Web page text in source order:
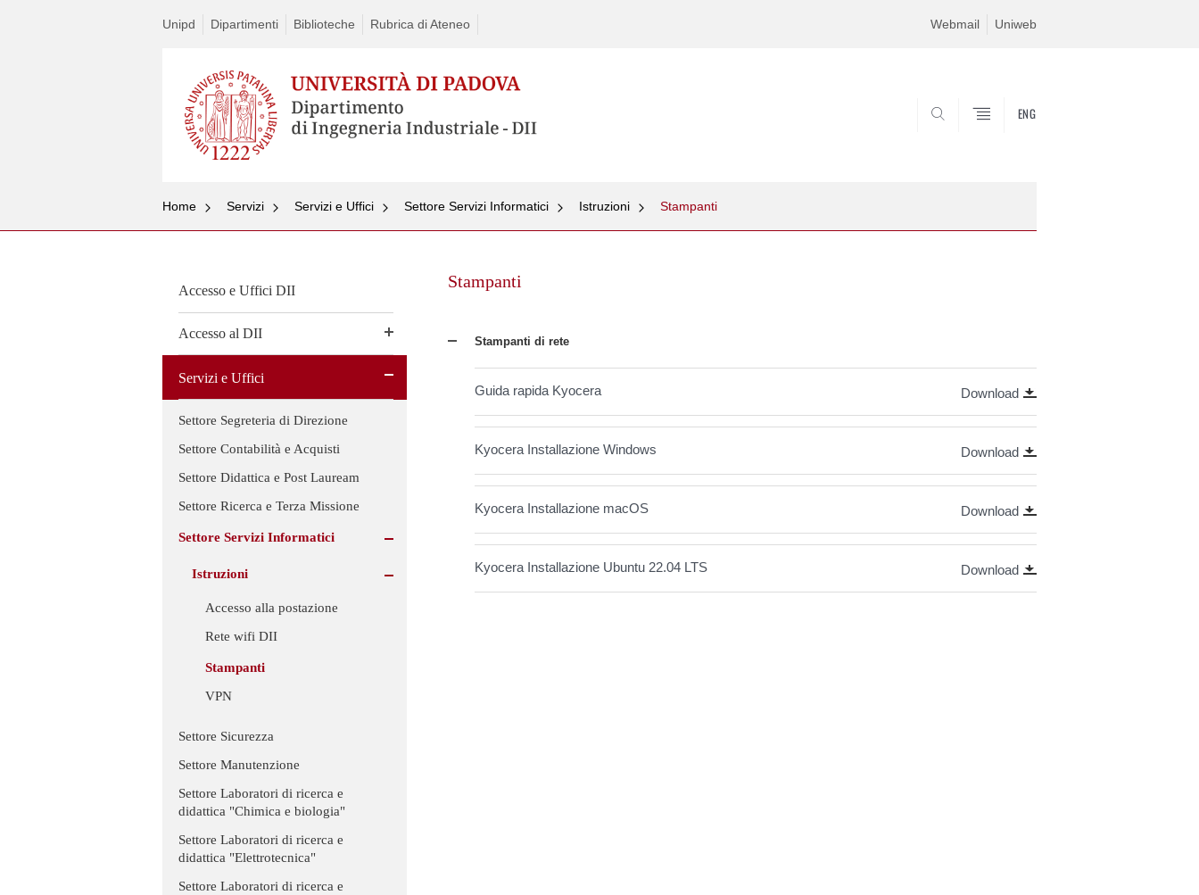
Unipd Dipartimenti Biblioteche Rubrica di Ateneo Webmail Uniweb
ENG
Home Servizi Servizi e Uffici Settore Servizi Informatici Istruzioni Stampanti
Accesso e Uffici DII
Accesso al DII
Servizi e Uffici
Settore Segreteria di Direzione
Settore Contabilità e Acquisti
Settore Didattica e Post Lauream
Settore Ricerca e Terza Missione
Settore Servizi Informatici
Istruzioni
Accesso alla postazione
Rete wifi DII
Stampanti
VPN
Settore Sicurezza
Settore Manutenzione
Settore Laboratori di ricerca e
didattica "Chimica e biologia"
Settore Laboratori di ricerca e
didattica "Elettrotecnica"
Settore Laboratori di ricerca e
Stampanti
Stampanti di rete
Guida rapida Kyocera Download
Kyocera Installazione Windows Download
Kyocera Installazione macOS Download
Kyocera Installazione Ubuntu 22.04 LTS Download